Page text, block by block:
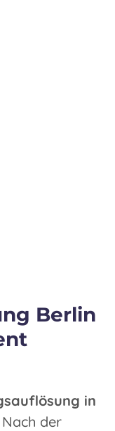
Berlin
in
der